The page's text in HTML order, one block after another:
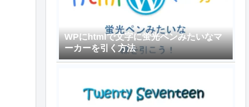
WPにhtmlで文字に蛍光ペンみたいなマ
ーカーを引く方法